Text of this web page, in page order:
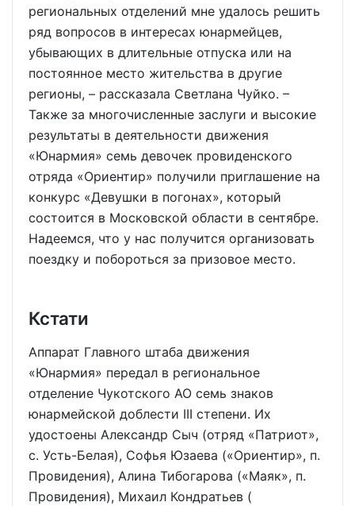
региональных отделений мне удалось решить
ряд вопросов в интересах юнармейцев,
убывающих в длительные отпуска или на
постоянное место жительства в другие
регионы, – рассказала Светлана Чуйко. –
Также за многочисленные заслуги и высокие
результаты в деятельности движения
«Юнармия» семь девочек провиденского
отряда «Ориентир» получили приглашение на
конкурс «Девушки в погонах», который
состоится в Московской области в сентябре.
Надеемся, что у нас получится организовать
поездку и побороться за призовое место.
Кстати
Аппарат Главного штаба движения
«Юнармия» передал в региональное
отделение Чукотского АО семь знаков
юнармейской доблести III степени. Их
удостоены Александр Сыч (отряд «Патриот»,
с. Усть-Белая), Софья Юзаева («Ориентир», п.
Провидения), Алина Тибогарова («Маяк», п.
Провидения), Михаил Кондратьев (